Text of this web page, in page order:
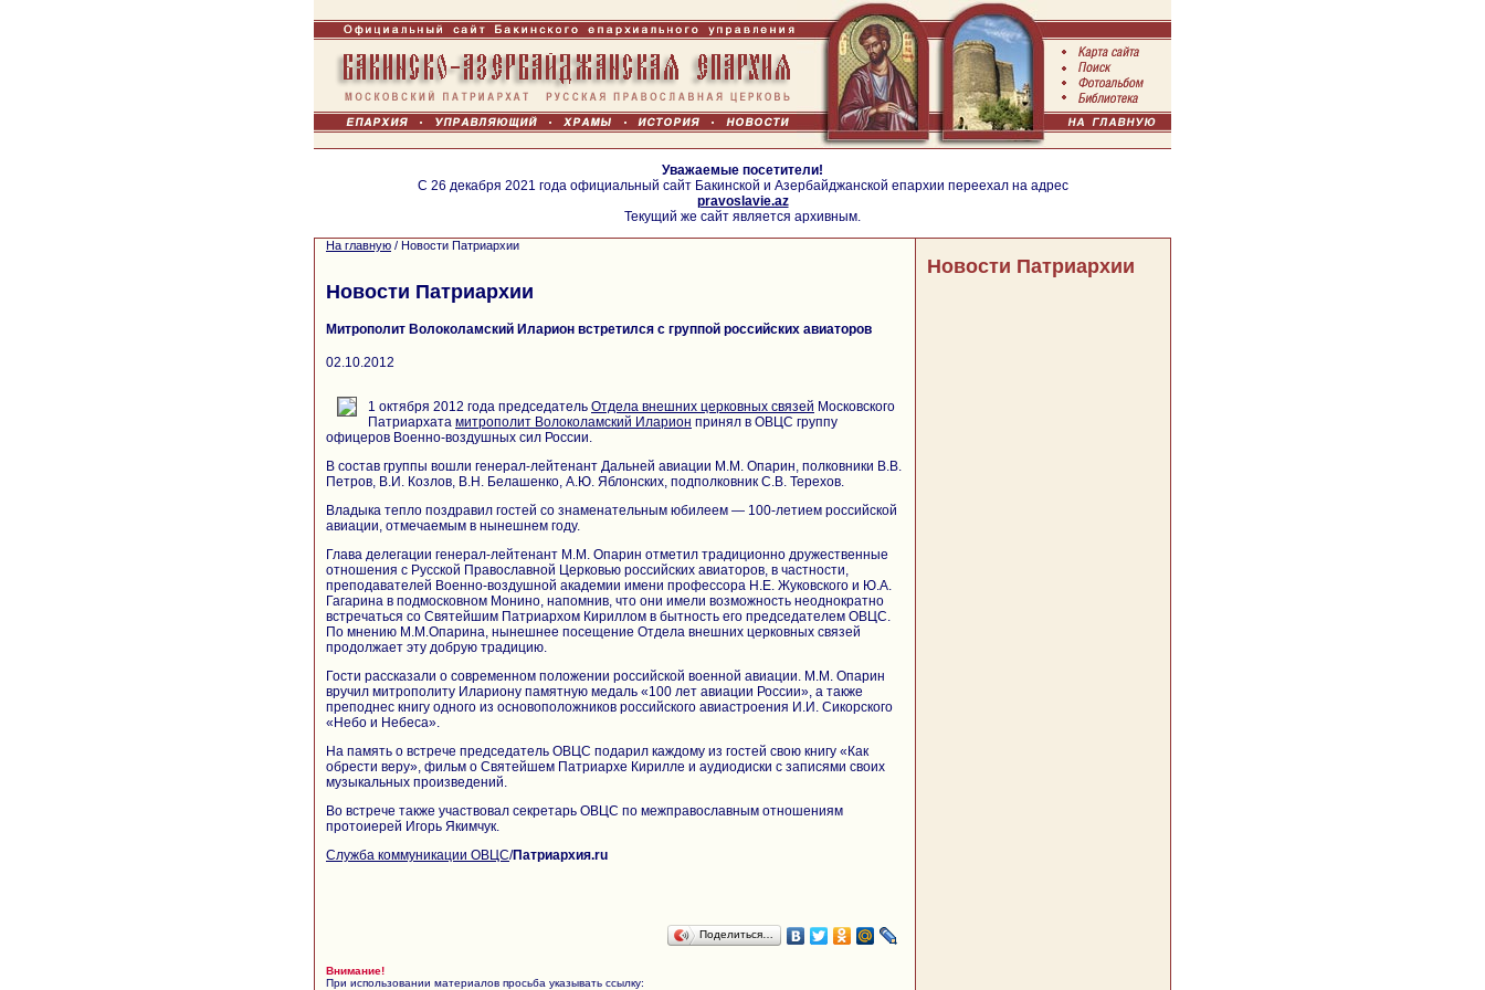
Уважаемые посетители!
С 26 декабря 2021 года официальный сайт Бакинской и Азербайджанской епархии переехал на адрес
pravoslavie.az
Текущий же сайт является архивным.
На главную / Новости Патриархии
Новости Патриархии
Митрополит Волоколамский Иларион встретился с группой российских авиаторов
02.10.2012
1 октября 2012 года председатель Отдела внешних церковных связей Московского
Патриархата митрополит Волоколамский Иларион принял в ОВЦС группу
офицеров Военно-воздушных сил России.
В состав группы вошли генерал-лейтенант Дальней авиации М.М. Опарин, полковники В.В.
Петров, В.И. Козлов, В.Н. Белашенко, А.Ю. Яблонских, подполковник С.В. Терехов.
Владыка тепло поздравил гостей со знаменательным юбилеем — 100-летием российской
авиации, отмечаемым в нынешнем году.
Глава делегации генерал-лейтенант М.М. Опарин отметил традиционно дружественные
отношения с Русской Православной Церковью российских авиаторов, в частности,
преподавателей Военно-воздушной академии имени профессора Н.Е. Жуковского и Ю.А.
Гагарина в подмосковном Монино, напомнив, что они имели возможность неоднократно
встречаться со Святейшим Патриархом Кириллом в бытность его председателем ОВЦС.
По мнению М.М.Опарина, нынешнее посещение Отдела внешних церковных связей
продолжает эту добрую традицию.
Гости рассказали о современном положении российской военной авиации. М.М. Опарин
вручил митрополиту Илариону памятную медаль «100 лет авиации России», а также
преподнес книгу одного из основоположников российского авиастроения И.И. Сикорского
«Небо и Небеса».
На память о встрече председатель ОВЦС подарил каждому из гостей свою книгу «Как
обрести веру», фильм о Святейшем Патриархе Кирилле и аудиодиски с записями своих
музыкальных произведений.
Во встрече также участвовал секретарь ОВЦС по межправославным отношениям
протоиерей Игорь Якимчук.
Служба коммуникации ОВЦС/Патриархия.ru
Поделиться…
Внимание!
При использовании материалов просьба указывать ссылку:
Новости Патриархии